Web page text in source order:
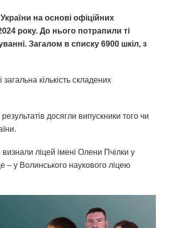
на основі офіційних
року. До нього потрапили ті
Загалом в списку 6900 шкіл, з
кількість складених
досягли випускники того чи
ліцей імені Олени Пчілки у
– у Волинського наукового ліцею